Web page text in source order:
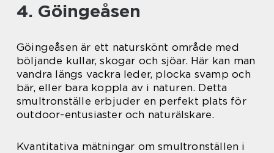
4. Göingeåsen
Göingeåsen är ett naturskönt område med
böljande kullar, skogar och sjöar. Här kan man
vandra längs vackra leder, plocka svamp och
bär, eller bara koppla av i naturen. Detta
smultronställe erbjuder en perfekt plats för
outdoor-entusiaster och naturälskare.
Kvantitativa mätningar om smultronställen i